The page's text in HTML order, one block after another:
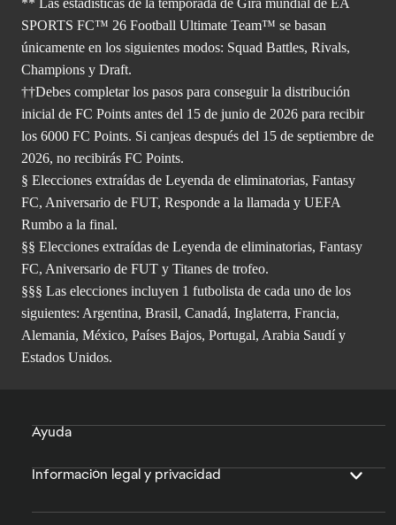
SPORTS FC™ 26 Football Ultimate Team™ se basan
únicamente en los siguientes modos: Squad Battles, Rivals,
Champions y Draft.
††Debes completar los pasos para conseguir la distribución
inicial de FC Points antes del 15 de junio de 2026 para recibir
los 6000 FC Points. Si canjeas después del 15 de septiembre de
2026, no recibirás FC Points.
§ Elecciones extraídas de Leyenda de eliminatorias, Fantasy
FC, Aniversario de FUT, Responde a la llamada y UEFA
Rumbo a la final.
§§ Elecciones extraídas de Leyenda de eliminatorias, Fantasy
FC, Aniversario de FUT y Titanes de trofeo.
§§§ Las elecciones incluyen 1 futbolista de cada uno de los
siguientes: Argentina, Brasil, Canadá, Inglaterra, Francia,
Alemania, México, Países Bajos, Portugal, Arabia Saudí y
Estados Unidos.
Ayuda
Información legal y privacidad